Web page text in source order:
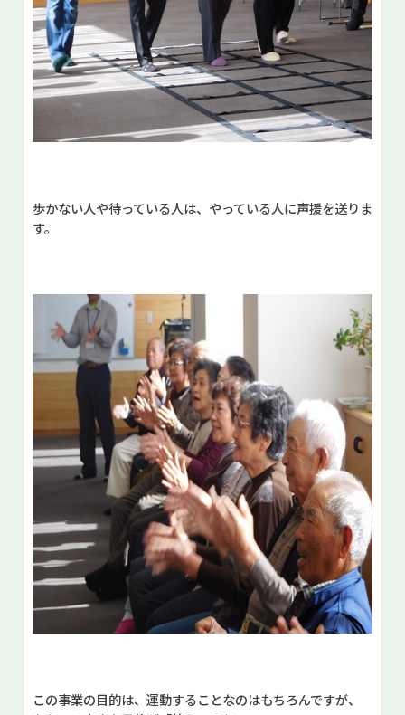
歩かない人や待っている人は、やっている人に声援を送りま
す。
この事業の目的は、運動することなのはもちろんですが、